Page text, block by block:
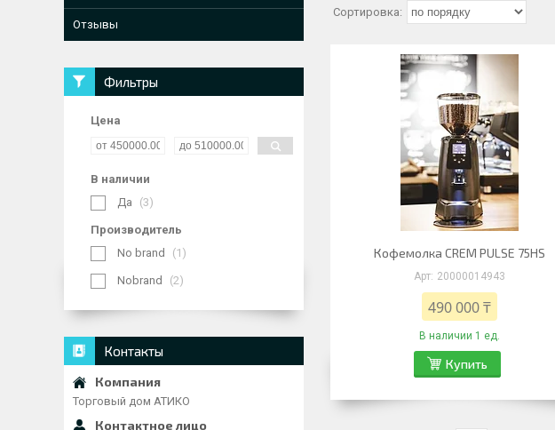
Кофемолка CREM PULSE 75HS
20000014943
490 000 ₸
В наличии 1 ед.
Купить
Отзывы
Фильтры
Цена
В наличии
Да
3
Производитель
No brand
1
Nobrand 2
Контакты
Торговый дом АТИКО